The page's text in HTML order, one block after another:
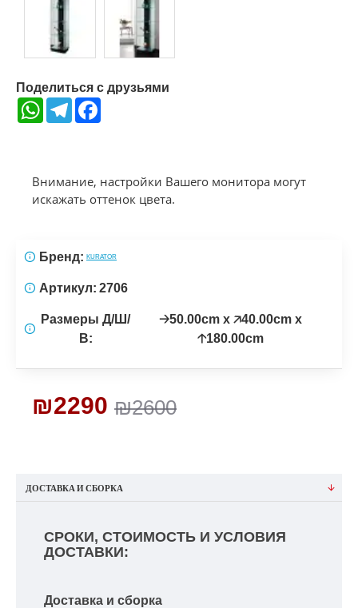
Поделиться с друзьями
WhatsAppTelegram
Внимание, настройки Вашего монитора могут
искажать оттенок цвета.
₪2600
₪2290
Бренд: KURATOR
Артикул: 2706
Размеры Д/Ш/
В:
🡢50.00cm x 🡥40.00cm x
🡡180.00cm
ДОСТАВКА И СБОРКА
СРОКИ, СТОИМОСТЬ И УСЛОВИЯ
ДОСТАВКИ:
Доставка и сборка